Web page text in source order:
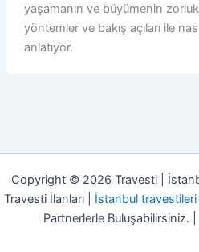
yaşamanın ve büyümenin
yöntemler ve bakış açıları ile
anlatıyor.
Copyright © 2026 Travesti |
Travesti İlanları | İstanbul travestileri
Partnerlerle Buluşabilirsiniz. |